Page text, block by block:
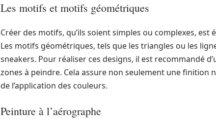
Les motifs et motifs géométriques
Créer des motifs, qu’ils soient simples ou complexes,
Les motifs géométriques, tels que les triangles ou les
sneakers. Pour réaliser ces designs, il est recommandé
zones à peindre. Cela assure non seulement une finition
de l’application des couleurs.
Peinture à l’aérographe